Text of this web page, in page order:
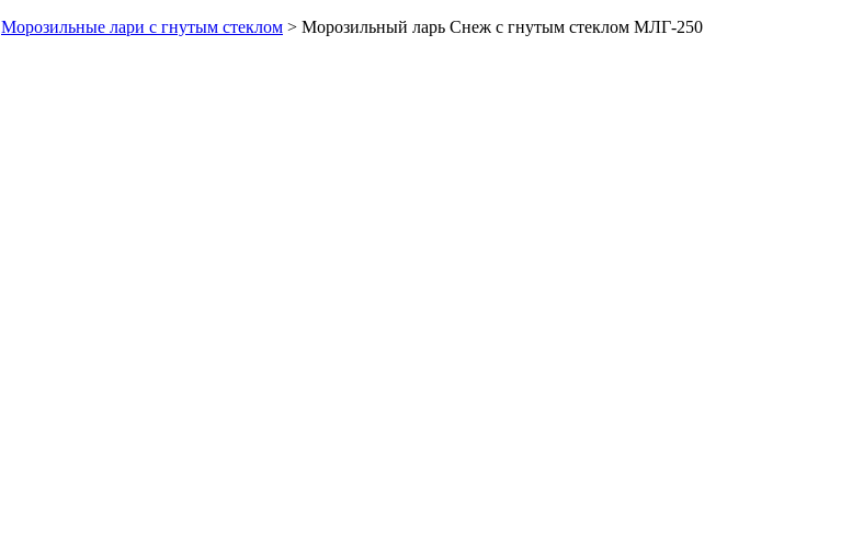
Морозильные лари с гнутым стеклом > Морозильный ларь Снеж с гнутым стеклом МЛГ-250